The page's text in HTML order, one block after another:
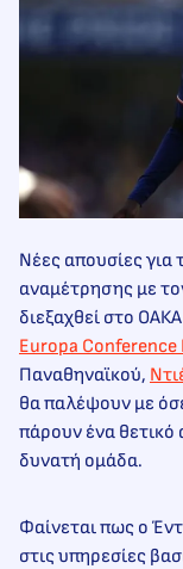
Νέες απουσίες για
αναμέτρησης με
διεξαχθεί στο
Europa Conference
Παναθηναϊκού,
θα παλέψουν με
πάρουν ένα θετικό
δυνατή ομάδα.
Φαίνεται πως ο
στις υπηρεσίες